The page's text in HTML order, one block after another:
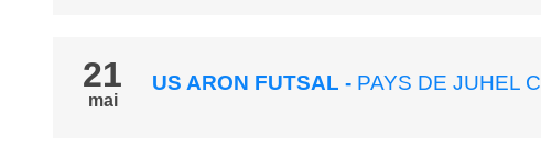
21
mai
US ARON FUTSAL - PAYS DE JUHEL C